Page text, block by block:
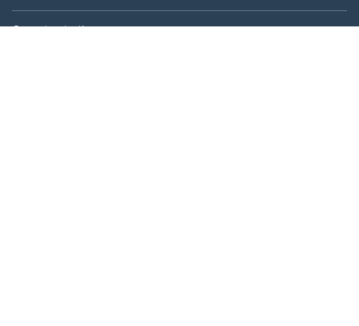
Contador de días